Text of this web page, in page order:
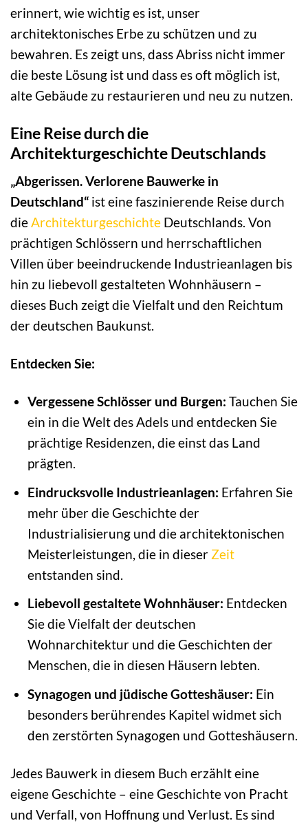
erinnert, wie wichtig es ist, unser
architektonisches Erbe zu schützen und zu
bewahren. Es zeigt uns, dass Abriss nicht immer
die beste Lösung ist und dass es oft möglich ist,
alte Gebäude zu restaurieren und neu zu nutzen.
Eine Reise durch die
Architekturgeschichte Deutschlands
„Abgerissen. Verlorene Bauwerke in
Deutschland“ ist eine faszinierende Reise durch
dieArchitekturgeschichte Deutschlands. Von
prächtigen Schlössern und herrschaftlichen
Villen über beeindruckende Industrieanlagen bis
hin zu liebevoll gestalteten Wohnhäusern –
dieses Buch zeigt die Vielfalt und den Reichtum
der deutschen Baukunst.
Entdecken Sie:
Vergessene Schlösser und Burgen: Tauchen Sie
ein in die Welt des Adels und entdecken Sie
prächtige Residenzen, die einst das Land
prägten.
Eindrucksvolle Industrieanlagen: Erfahren Sie
mehr über die Geschichte der
Industrialisierung und die architektonischen
Meisterleistungen, die in dieser Zeit
entstanden sind.
Liebevoll gestaltete Wohnhäuser: Entdecken
Sie die Vielfalt der deutschen
Wohnarchitektur und die Geschichten der
Menschen, die in diesen Häusern lebten.
Synagogen und jüdische Gotteshäuser: Ein
besonders berührendes Kapitel widmet sich
den zerstörten Synagogen und Gotteshäusern.
Jedes Bauwerk in diesem Buch erzählt eine
eigene Geschichte – eine Geschichte von Pracht
und Verfall, von Hoffnung und Verlust. Es sind